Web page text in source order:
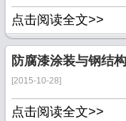
点击阅读全文>>
防腐漆涂装与钢结
[2015-10-28]
点击阅读全文>>